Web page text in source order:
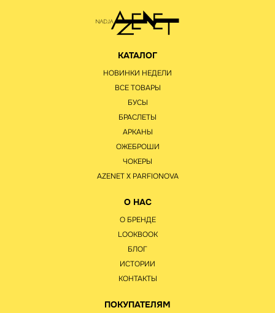
КАТАЛОГ
НОВИНКИ НЕДЕЛИ
ВСЕ ТОВАРЫ
БУСЫ
БРАСЛЕТЫ
АРКАНЫ
ОЖЕБРОШИ
ЧОКЕРЫ
AZENET Х PARFIONOVA
О НАС
О БРЕНДЕ
LOOKBOOK
БЛОГ
ИСТОРИИ
КОНТАКТЫ
ПОКУПАТЕЛЯМ